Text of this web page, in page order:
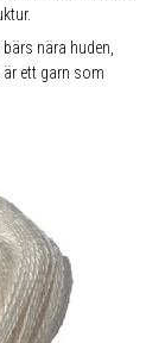
nära huden,
ett garn som